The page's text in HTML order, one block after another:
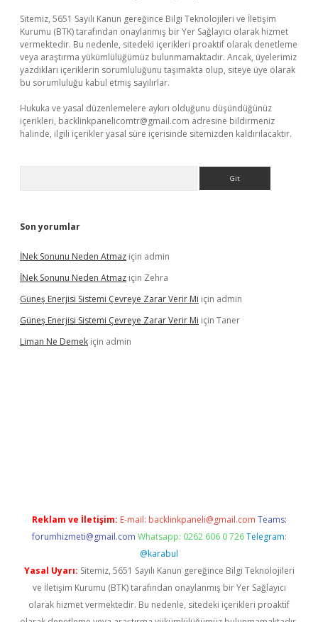
Sitemiz, 5651 Sayılı Kanun gereğince Bilgi Teknolojileri ve İletişim
Kurumu (BTK) tarafından onaylanmış bir Yer Sağlayıcı olarak hizmet
vermektedir. Bu nedenle, sitedeki içerikleri proaktif olarak denetleme
veya araştırma yükümlülüğümüz bulunmamaktadır. Ancak, üyelerimiz
yazdıkları içeriklerin sorumluluğunu taşımakta olup, siteye üye olarak
bu sorumluluğu kabul etmiş sayılırlar.
Hukuka ve yasal düzenlemelere aykırı olduğunu düşündüğünüz
içerikleri, backlinkpanelicomtr@gmail.com adresine bildirmeniz
halinde, ilgili içerikler yasal süre içerisinde sitemizden kaldırılacaktır.
Son yorumlar
İNek Sonunu Neden Atmaz için admin
İNek Sonunu Neden Atmaz için Zehra
Güneş Enerjisi Sistemi Çevreye Zarar Verir Mi için admin
Güneş Enerjisi Sistemi Çevreye Zarar Verir Mi için Taner
Liman Ne Demek için admin
Reklam ve İletişim: E-mail: backlinkpaneli@gmail.com Teams:
forumhizmeti@gmail.com Whatsapp: 0262 606 0 726 Telegram:
@karabul
Yasal Uyarı: Sitemiz, 5651 Sayılı Kanun gereğince Bilgi Teknolojileri
ve İletişim Kurumu (BTK) tarafından onaylanmış bir Yer Sağlayıcı
olarak hizmet vermektedir. Bu nedenle, sitedeki içerikleri proaktif